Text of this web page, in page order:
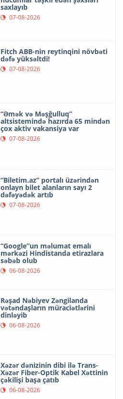
saxlayıb
07-08-2026
Fitch ABB-nin reytinqini növbəti
dəfə yüksəltdi!
07-08-2026
“Əmək və Məşğulluq”
altsistemində hazırda 65 mindən
çox aktiv vakansiya var
07-08-2026
“Biletim.az” portalı üzərindən
onlayn bilet alanların sayı 2
dəfəyədək artıb
07-08-2026
“Google”un məlumat emalı
mərkəzi Hindistanda etirazlara
səbəb olub
06-08-2026
Rəşad Nəbiyev Zəngilanda
vətəndaşların müraciətlərini
dinləyib
06-08-2026
Xəzər dənizinin dibi ilə Trans-
Xəzər Fiber-Optik Kabel Xəttinin
çəkilişi başa çatıb
06-08-2026